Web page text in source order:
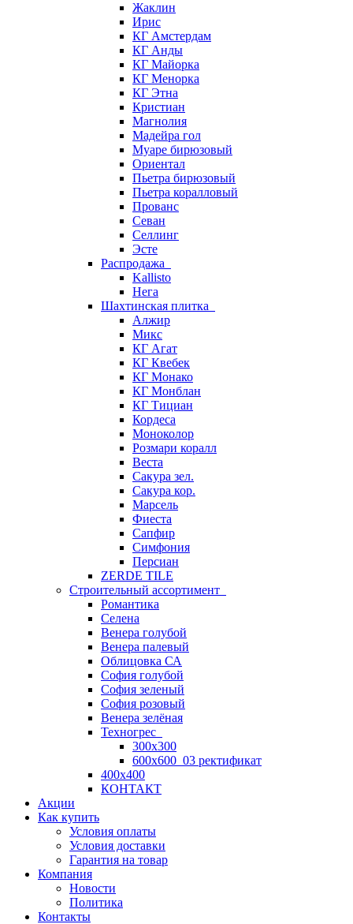
Жаклин
Ирис
КГ Амстердам
КГ Анды
КГ Майорка
КГ Менорка
КГ Этна
Кристиан
Магнолия
Мадейра гол
Муаре бирюзовый
Ориентал
Пьетра бирюзовый
Пьетра коралловый
Прованс
Севан
Селлинг
Эсте
Распродажа
Kallisto
Нега
Шахтинская плитка
Алжир
Микс
КГ Агат
КГ Квебек
КГ Монако
КГ Монблан
КГ Тициан
Кордеса
Моноколор
Розмари коралл
Веста
Сакура зел.
Сакура кор.
Марсель
Фиеста
Сапфир
Симфония
Персиан
ZERDE TILE
Строительный ассортимент
Романтика
Селена
Венера голубой
Венера палевый
Облицовка СА
София голубой
София зеленый
София розовый
Венера зелёная
Техногрес
300х300
600х600_03 ректификат
400х400
КОНТАКТ
Акции
Как купить
Условия оплаты
Условия доставки
Гарантия на товар
Компания
Новости
Политика
Контакты